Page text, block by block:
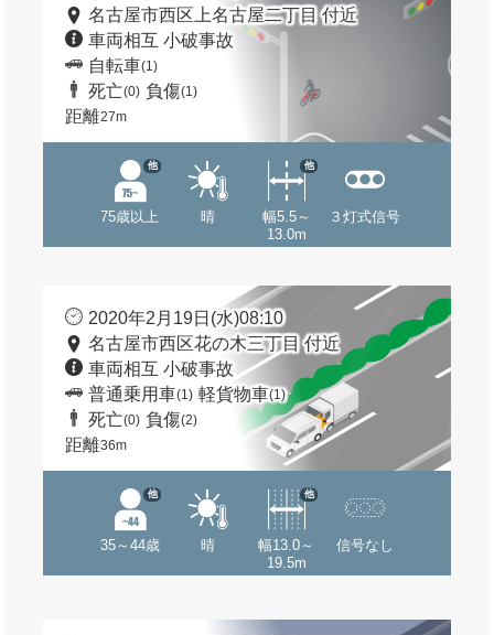
名古屋市西区上名古屋二丁目 付近
車両相互 小破事故
自転車(1)
死亡(0) 負傷(1)
距離27m
75歳以上
他
晴
幅5.5～
13.0m
他
３灯式信号
2020年2月19日(水)08:10
名古屋市西区花の木三丁目 付近
車両相互 小破事故
普通乗用車(1) 軽貨物車(1)
死亡(0) 負傷(2)
距離36m
35～44歳
他
晴
幅13.0～
19.5m
他
信号なし